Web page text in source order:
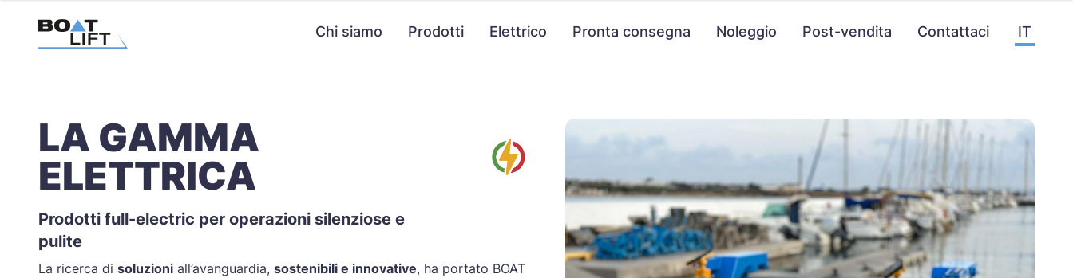
Chi siamo Prodotti Elettrico Pronta consegna Noleggio Post-vendita Contattaci IT
LA GAMMA
ELETTRICA
Prodotti full-electric per operazioni silenziose e
pulite
La ricerca di soluzioni all’avanguardia, sostenibili e innovative, ha portato BOAT